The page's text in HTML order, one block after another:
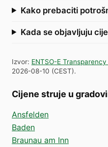
Kako prebaciti
Kada se objavljuju
Izvor: ENTSO-E
2026-08-10 (CEST).
Cijene struje u
Ansfelden
Baden
Braunau am Inn